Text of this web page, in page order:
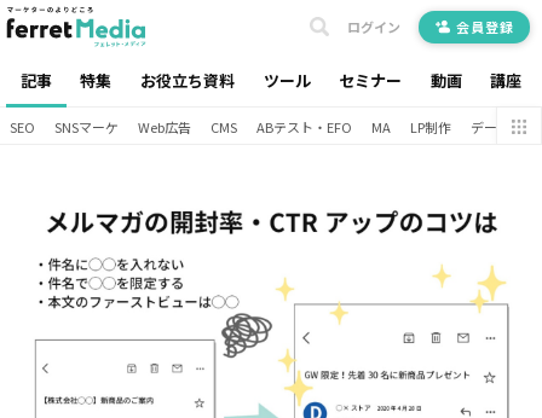
記事 特集 お役立ち資料 ツール セミナー 動画 講座
ログイン 会員登録
SEO SNSマーケ Web広告 CMS ABテスト・EFO MA LP制作 データ分析